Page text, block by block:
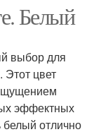
Белый
выбор для
цвет
эффектных
отлично